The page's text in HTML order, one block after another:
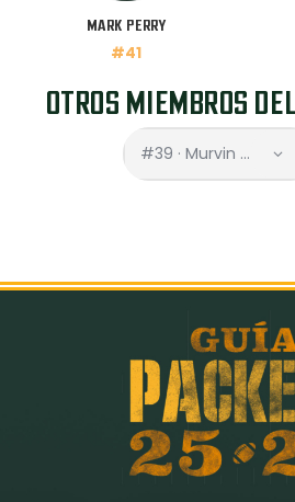
MARK PERRY
#41
OTROS MIEMBROS